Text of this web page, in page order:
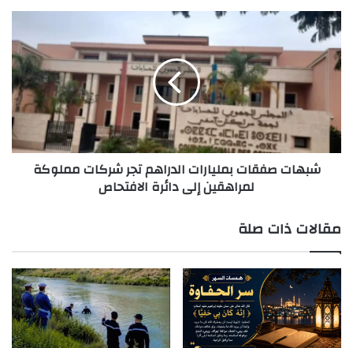
شبهات
صفقات
بمليارات
الدراهم
مملوكة
لمراهقين
إلى
دائرةشبهات صفقات بمليارات الدراهم تجر شركات مملوكة
لمراهقين إلى دائرة الافتحاص
مقالات ذات صلة